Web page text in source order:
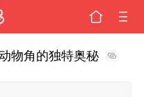
物角的独特奥秘